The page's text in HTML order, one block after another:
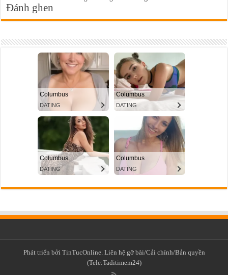
Đánh ghen
Phát triển bởi TinTucOnline. Liên hệ gỡ bài/Cải chính/Bản quyền
(Tele:Taditimem24)